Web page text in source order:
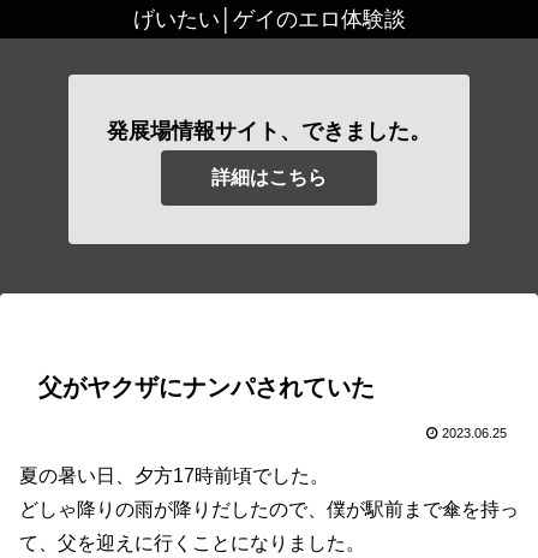
げいたい│ゲイのエロ体験談
発展場情報サイト、できました。
詳細はこちら
父がヤクザにナンパされていた
2023.06.25
夏の暑い日、夕方17時前頃でした。
どしゃ降りの雨が降りだしたので、僕が駅前まで傘を持っ
て、父を迎えに行くことになりました。